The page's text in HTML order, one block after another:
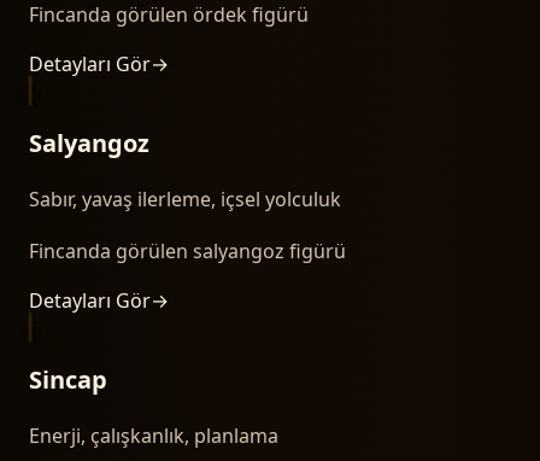
Fincanda görülen ördek figürü
Detayları Gör→
Salyangoz
Sabır, yavaş ilerleme, içsel yolculuk
Fincanda görülen salyangoz figürü
Detayları Gör→
Sincap
Enerji, çalışkanlık, planlama